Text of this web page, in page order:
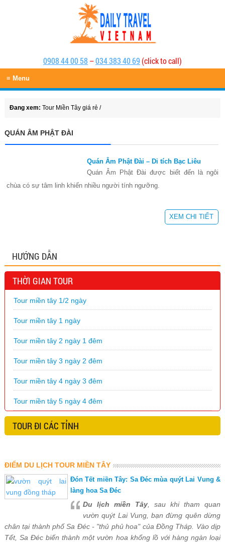
0908 44 00 58 –034 383 40 69 (click to call)
≡ Menu
Đang xem: Tour Miền Tây giá rẻ /
QUÁN ÂM PHẬT ĐÀI
Quán Âm Phật Đài – Di tích Bạc Liêu
Quán Âm Phật Đài được biết đến là ngôi
chùa có sự tâm linh khiến nhiều người tính ngưỡng.
XEM CHI TIẾT
HƯỚNG DẪN
THỜI GIAN TOUR
Tour miền tây 1/2 ngày
Tour miền tây 1 ngày
Tour miền tây 2 ngày 1 đêm
Tour miền tây 3 ngày 2 đêm
Tour miền tây 4 ngày 3 đêm
Tour miền tây 5 ngày 4 đêm
TOUR ĐI CÁC TỈNH
ĐIỂM DU LỊCH TOUR MIỀN TÂY
Đón Tết miền Tây: Sa Đéc mùa quýt Lai Vung &
làng hoa Sa Đéc
Du lịch miền Tây , sau khi tham quan
vườn quýt Lai Vung, bạn đừng quên dừng
chân tại thành phố Sa Đéc - "thủ phủ hoa" của Đồng Tháp. Vào dịp
Tết, Sa Đéc biến thành một vườn hoa khổng lồ với hàng ngàn loại